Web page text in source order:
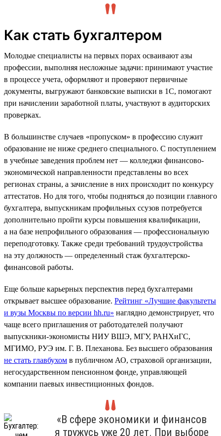
Как стать бухгалтером
Молодые специалисты на первых порах осваивают азы
профессии, выполняя несложные задачи: принимают участие
в процессе учета, оформляют и проверяют первичные
документы, выгружают банковские выписки в 1С, помогают
при начислении заработной платы, участвуют в аудиторских
проверках.
В большинстве случаев «пропуском» в профессию служит
образование не ниже среднего специального. С поступлением
в учебные заведения проблем нет — колледжи финансово-
экономической направленности представлены во всех
регионах страны, а зачисление в них происходит по конкурсу
аттестатов. Но для того, чтобы подняться до позиции главного
бухгалтера, выпускникам профильных ссузов потребуется
дополнительно пройти курсы повышения квалификации,
а на базе непрофильного образования — профессиональную
переподготовку. Также среди требований трудоустройства
на эту должность — определенный стаж бухгалтерско-
финансовой работы.
Еще больше карьерных перспектив перед бухгалтерами
открывает высшее образование. Рейтинг «Лучшие факультеты
и вузы Москвы по версии hh.ru» наглядно демонстрирует, что
чаще всего приглашения от работодателей получают
выпускники-экономисты НИУ ВШЭ, МГУ, РАНХиГС,
МГИМО, РУЭ им. Г. В. Плеханова. Без высшего образования
не стать главбухом в публичном АО, страховой организации,
негосударственном пенсионном фонде, управляющей
компании паевых инвестиционных фондов.
«В сфере экономики и финансов
я тружусь уже 20 лет. При выборе